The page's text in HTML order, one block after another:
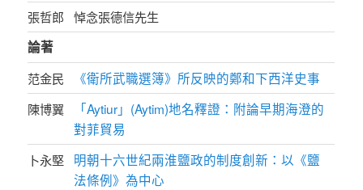
張哲郎 悼念張德信先生
論著
范金民 《衛所武職選簿》所反映的鄭和下西洋史事
陳博翼
「Aytiur」(Aytim)地名釋證：附論早期海澄的
對菲貿易
卜永堅
明朝十六世紀兩淮鹽政的制度創新：以《鹽
法條例》為中心